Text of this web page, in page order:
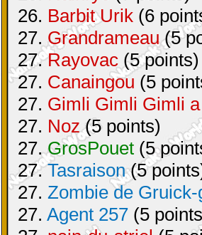
26. Barbit Urik (6
27. Grandrameau(5
27.Rayovac (5 points)
27. Canaingou (5
27. Gimli Gimli Gimli
27. Noz(5 points)
27.GrosPouet (5
27.Tasraison(5
27. Zombie de
27. Agent 257 (5